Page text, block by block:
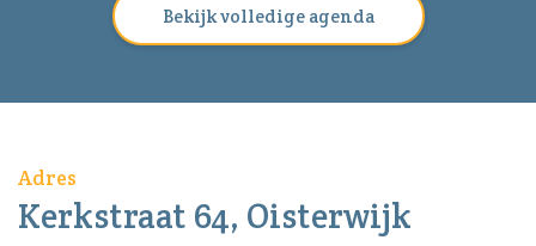
Bekijk volledige agenda
Adres
Kerkstraat 64, Oisterwijk